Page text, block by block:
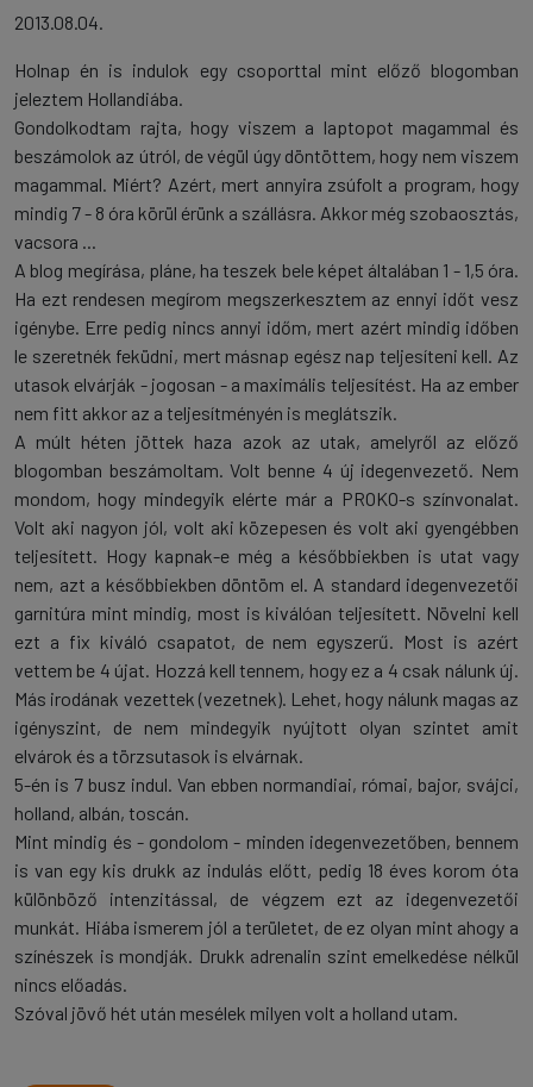
2013.08.04.
Holnap én is indulok egy csoporttal mint előző blogomban
jeleztem Hollandiába.
Gondolkodtam rajta, hogy viszem a laptopot magammal és
beszámolok az útról, de végül úgy döntöttem, hogy nem viszem
magammal. Miért? Azért, mert annyira zsúfolt a program, hogy
mindig 7 - 8 óra körül érünk a szállásra. Akkor még szobaosztás,
vacsora ...
A blog megírása, pláne, ha teszek bele képet általában 1 - 1,5 óra.
Ha ezt rendesen megírom megszerkesztem az ennyi időt vesz
igénybe. Erre pedig nincs annyi időm, mert azért mindig időben
le szeretnék feküdni, mert másnap egész nap teljesíteni kell. Az
utasok elvárják - jogosan - a maximális teljesítést. Ha az ember
nem fitt akkor az a teljesítményén is meglátszik.
A múlt héten jöttek haza azok az utak, amelyről az előző
blogomban beszámoltam. Volt benne 4 új idegenvezető. Nem
mondom, hogy mindegyik elérte már a PROKO-s színvonalat.
Volt aki nagyon jól, volt aki közepesen és volt aki gyengébben
teljesített. Hogy kapnak-e még a későbbiekben is utat vagy
nem, azt a későbbiekben döntöm el. A standard idegenvezetői
garnitúra mint mindig, most is kiválóan teljesített. Növelni kell
ezt a fix kiváló csapatot, de nem egyszerű. Most is azért
vettem be 4 újat. Hozzá kell tennem, hogy ez a 4 csak nálunk új.
Más irodának vezettek (vezetnek). Lehet, hogy nálunk magas az
igényszint, de nem mindegyik nyújtott olyan szintet amit
elvárok és a törzsutasok is elvárnak.
5-én is 7 busz indul. Van ebben normandiai, római, bajor, svájci,
holland, albán, toscán.
Mint mindig és - gondolom - minden idegenvezetőben, bennem
is van egy kis drukk az indulás előtt, pedig 18 éves korom óta
különböző intenzitással, de végzem ezt az idegenvezetői
munkát. Hiába ismerem jól a területet, de ez olyan mint ahogy a
színészek is mondják. Drukk adrenalin szint emelkedése nélkül
nincs előadás.
Szóval jövő hét után mesélek milyen volt a holland utam.